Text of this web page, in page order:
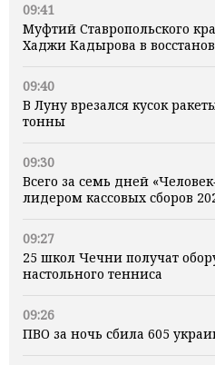
09:41
Муфтий Ставропольского
Хаджи Кадырова в
09:40
В Луну врезался кусок
тонны
09:30
Всего за семь дней
лидером кассовых сборов
09:27
25 школ Чечни получат
настольного тенниса
09:26
ПВО за ночь сбила 605